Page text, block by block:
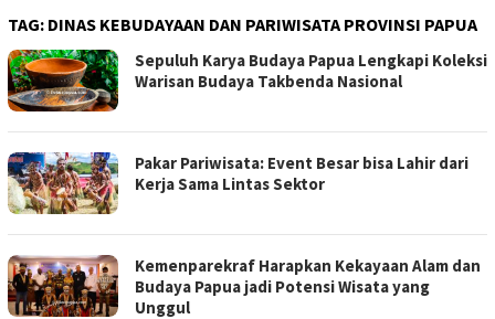
TAG: DINAS KEBUDAYAAN DAN PARIWISATA PROVINSI PAPUA
Sepuluh Karya Budaya Papua Lengkapi Koleksi
Warisan Budaya Takbenda Nasional
Pakar Pariwisata: Event Besar bisa Lahir dari
Kerja Sama Lintas Sektor
Kemenparekraf Harapkan Kekayaan Alam dan
Budaya Papua jadi Potensi Wisata yang
Unggul